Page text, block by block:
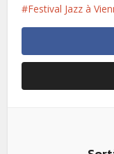
Festival Jazz à